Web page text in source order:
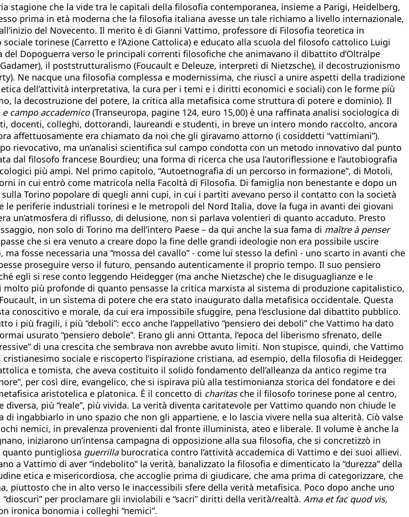
stagione che la vide tra le capitali della filosofia contemporanea, insieme a Parigi, Heidelberg,
prima in età moderna che la filosofia italiana avesse un tale richiamo a livello internazionale,
del Novecento. Il merito è di Gianni Vattimo, professore di Filosofia teoretica in
torinese (Carretto e l’Azione Cattolica) e educato alla scuola del filosofo cattolico Luigi
Dopoguerra verso le principali correnti filosofiche che animavano il dibattito d’Oltralpe
il poststrutturalismo (Foucault e Deleuze, interpreti di Nietzsche), il decostruzionismo
Ne nacque una filosofia complessa e modernissima, che riuscì a unire aspetti della tradizione
dell’attività interpretativa, la cura per i temi e i diritti economici e sociali) con le forme più
la decostruzione del potere, la critica alla metafisica come struttura di potere e dominio). Il
campo accademico(Transeuropa, pagine 124, euro 15,00) è una raffinata analisi sociologica di
docenti, colleghi, dottorandi, laureandi e studenti, in breve un intero mondo raccolto, ancora
affettuosamente era chiamato da noi che gli giravamo attorno (i cosiddetti “vattimiani”).
rievocativo, ma un’analisi scientifica sul campo condotta con un metodo innovativo dal punto
dal filosofo francese Bourdieu; una forma di ricerca che usa l’autoriflessione e l’autobiografia
più ampi. Nel primo capitolo, “Autoetnografia di un percorso in formazione”, di Motoli,
in cui entrò come matricola nella Facoltà di Filosofia. Di famiglia non benestante e dopo un
Torino popolare di quegli anni cupi, in cui i partiti avevano perso il contatto con la società
le periferie industriali torinesi e le metropoli del Nord Italia, dove la fuga in avanti dei giovani
un’atmosfera di riflusso, di delusione, non si parlava volentieri di quanto accaduto. Presto
non solo di Torino ma dell’intero Paese – da qui anche la sua fama di maître à penser
che si era venuto a creare dopo la fine delle grandi ideologie non era possibile uscire
fosse necessaria una “mossa del cavallo” - come lui stesso la definì - uno scarto in avanti che
proseguire verso il futuro, pensando autenticamente il proprio tempo. Il suo pensiero
egli si rese conto leggendo Heidegger (ma anche Nietzsche) che le disuguaglianze e le
più profonde di quanto pensasse la critica marxista al sistema di produzione capitalistico,
in un sistema di potere che era stato inaugurato dalla metafisica occidentale. Questa
conoscitivo e morale, da cui era impossibile sfuggire, pena l’esclusione dal dibattito pubblico.
i più fragili, i più “deboli”: ecco anche l’appellativo “pensiero dei deboli” che Vattimo ha dato
usurato “pensiero debole”. Erano gli anni Ottanta, l’epoca del liberismo sfrenato, delle
di una crescita che sembrava non avrebbe avuto limiti. Non stupisce, quindi, che Vattimo
sociale e riscoperto l’ispirazione cristiana, ad esempio, della filosofia di Heidegger.
e tomista, che aveva costituito il solido fondamento dell’alleanza da antico regime tra
per così dire, evangelico, che si ispirava più alla testimonianza storica del fondatore e dei
aristotelica e platonica. È il concetto di charitasche il filosofo torinese pone al centro,
diversa, più “reale”, più vivida. La verità diventa caritatevole per Vattimo quando non chiude le
ingabbiarlo in uno spazio che non gli appartiene, e lo lascia vivere nella sua alterità. Ciò valse
nemici, in prevalenza provenienti dal fronte illuminista, ateo e liberale. Il volume è anche la
iniziarono un’intensa campagna di opposizione alla sua filosofia, che si concretizzò in
quanto puntigliosa guerrillaburocratica contro l’attività accademica di Vattimo e dei suoi allievi.
a Vattimo di aver “indebolito” la verità, banalizzato la filosofia e dimenticato la “durezza” della
etica e misericordiosa, che accoglie prima di giudicare, che ama prima di categorizzare, che
piuttosto che in alto verso le inaccessibili sfere della verità metafisica. Poco dopo anche uno
per proclamare gli inviolabili e “sacri” diritti della verità/realtà. Ama et fac quod vis,
ironica bonomia i colleghi “nemici”.